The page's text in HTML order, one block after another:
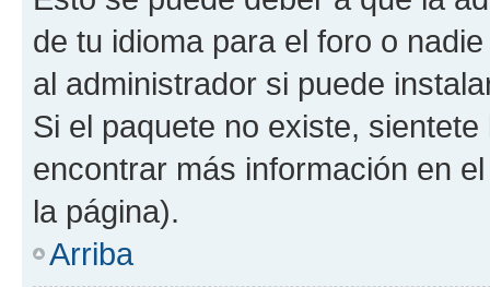
de tu idioma para el foro o
al administrador si puede
Si el paquete no existe,
encontrar más información en
la página).
Arriba